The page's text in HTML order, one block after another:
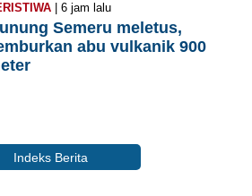
| 6 jam lalu
Semeru meletus,
abu vulkanik 900
Indeks Berita